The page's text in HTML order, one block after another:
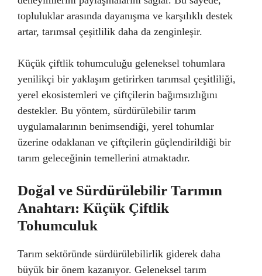
topluluklar arasında dayanışma ve karşılıklı destek
artar, tarımsal çeşitlilik daha da zenginleşir.
Küçük çiftlik tohumculuğu geleneksel tohumlara
yenilikçi bir yaklaşım getirirken tarımsal çeşitliliği,
yerel ekosistemleri ve çiftçilerin bağımsızlığını
destekler. Bu yöntem, sürdürülebilir tarım
uygulamalarının benimsendiği, yerel tohumlar
üzerine odaklanan ve çiftçilerin güçlendirildiği bir
tarım geleceğinin temellerini atmaktadır.
Doğal ve Sürdürülebilir Tarımın
Anahtarı: Küçük Çiftlik
Tohumculuk
Tarım sektöründe sürdürülebilirlik giderek daha
büyük bir önem kazanıyor. Geleneksel tarım